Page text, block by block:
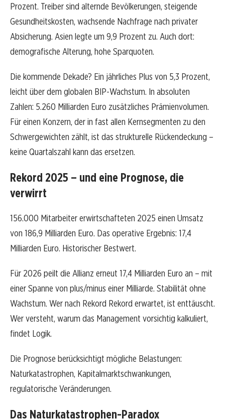
Prozent. Treiber sind alternde Bevölkerungen, steigende
Gesundheitskosten, wachsende Nachfrage nach privater
Absicherung. Asien legte um 9,9 Prozent zu. Auch dort:
demografische Alterung, hohe Sparquoten.
Die kommende Dekade? Ein jährliches Plus von 5,3 Prozent,
leicht über dem globalen BIP-Wachstum. In absoluten
Zahlen: 5.260 Milliarden Euro zusätzliches Prämienvolumen.
Für einen Konzern, der in fast allen Kernsegmenten zu den
Schwergewichten zählt, ist das strukturelle Rückendeckung –
keine Quartalszahl kann das ersetzen.
Rekord 2025 – und eine Prognose, die
verwirrt
156.000 Mitarbeiter erwirtschafteten 2025 einen Umsatz
von 186,9 Milliarden Euro. Das operative Ergebnis: 17,4
Milliarden Euro. Historischer Bestwert.
Für 2026 peilt die Allianz erneut 17,4 Milliarden Euro an – mit
einer Spanne von plus/minus einer Milliarde. Stabilität ohne
Wachstum. Wer nach Rekord Rekord erwartet, ist enttäuscht.
Wer versteht, warum das Management vorsichtig kalkuliert,
findet Logik.
Die Prognose berücksichtigt mögliche Belastungen:
Naturkatastrophen, Kapitalmarktschwankungen,
regulatorische Veränderungen.
Das Naturkatastrophen-Paradox